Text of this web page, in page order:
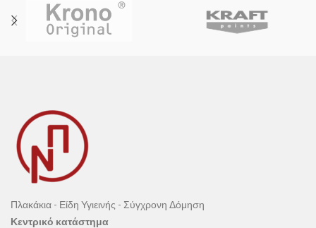
Πλακάκια - Είδη Υγιεινής - Σύγχρονη Δόμηση
Κεντρικό κατάστημα